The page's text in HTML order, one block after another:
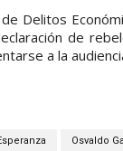
Delitos
de
a la
Osvaldo